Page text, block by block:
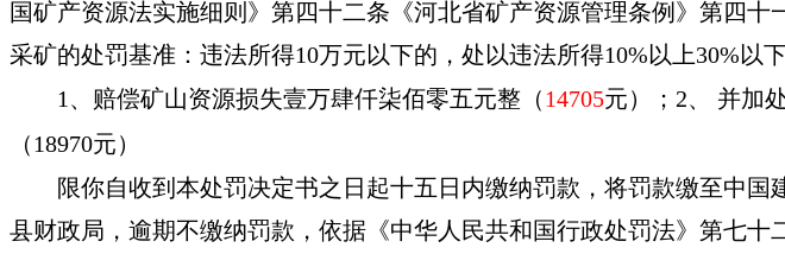
国矿产资源法实施细则》第四十二条《河北省矿产资源管理条例》第四
采矿的处罚基准：违法所得10万元以下的，处以违法所得10%以上30%以
1、赔偿矿山资源损失壹万肆仟柒佰零五元整（14705元）；2、 并加
（18970元）
限你自收到本处罚决定书之日起十五日内缴纳罚款，将罚款缴至中国
县财政局，逾期不缴纳罚款，依据《中华人民共和国行政处罚法》第七十